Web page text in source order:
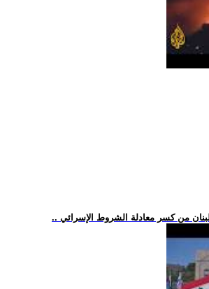
لبنان من كسر معادلة الشروط الإسرائي